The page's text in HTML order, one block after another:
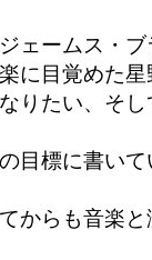
ェームス・ブ
に目覚めた
りたい、そし
目標に書いて
からも音楽